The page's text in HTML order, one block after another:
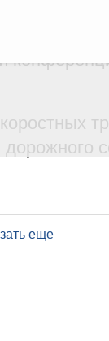
в
форума и
еще